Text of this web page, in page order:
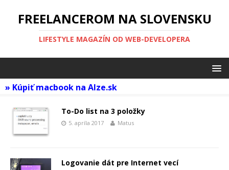
FREELANCEROM NA SLOVENSKU
LIFESTYLE MAGAZÍN OD WEB-DEVELOPERA
» Kúpiť macbook na Alze.sk
To-Do list na 3 položky
5. apríla 2017 Matus
Logovanie dát pre Internet vecí